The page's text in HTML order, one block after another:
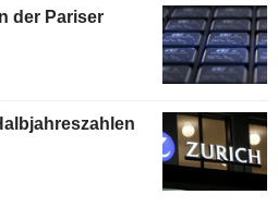
der Pariser